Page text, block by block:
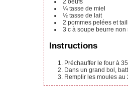
¼ tasse de miel
½ tasse de lait
2 pommes pelées et
3 c à soupe beurre non
Instructions
Préchauffer le four à
Dans un grand bol,
Remplir les moules au